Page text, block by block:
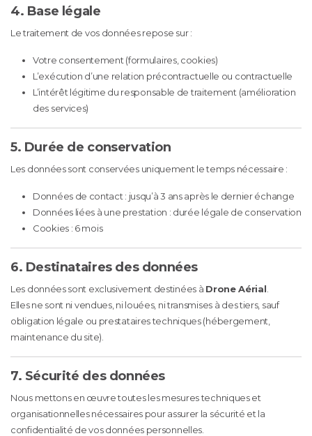
4. Base légale
Le traitement de vos données repose sur :
Votre consentement (formulaires, cookies)
L’exécution d’une relation précontractuelle ou contractuelle
L’intérêt légitime du responsable de traitement (amélioration
des services)
5. Durée de conservation
Les données sont conservées uniquement le temps nécessaire :
Données de contact : jusqu’à 3 ans après le dernier échange
Données liées à une prestation : durée légale de conservation
Cookies : 6 mois
6. Destinataires des données
Les données sont exclusivement destinées à Drone Aérial
Elles ne sont ni vendues, ni louées, ni transmises à des tiers, sauf
obligation légale ou prestataires techniques (hébergement,
maintenance du site).
7. Sécurité des données
Nous mettons en œuvre toutes les mesures techniques et
organisationnelles nécessaires pour assurer la sécurité et la
confidentialité de vos données personnelles.